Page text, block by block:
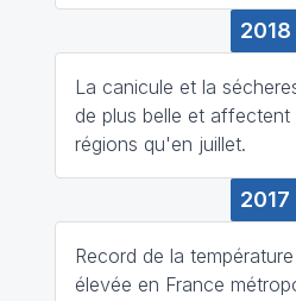
2018
La canicule et la
de plus belle et affectent
régions qu'en juillet.
2017
Record de la
élevée en France